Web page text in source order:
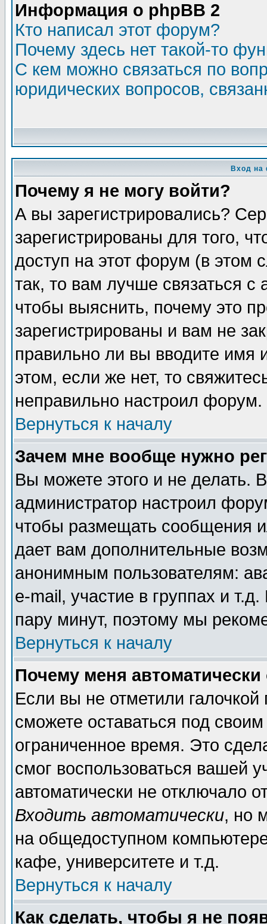
Информация о phpBB 2
Кто написал этот форум?
Почему здесь нет такой-то
С кем можно связаться по
юридических вопросов,
Вход на
Почему я не могу войти?
А вы зарегистрировались?
зарегистрированы для того,
доступ на этот форум (в этом
так, то вам лучше связаться
чтобы выяснить, почему это
зарегистрированы и вам не
правильно ли вы вводите
этом, если же нет, то
неправильно настроил форум.
Вернуться к началу
Зачем мне вообще нужно
Вы можете этого и не делать.
администратор настроил
чтобы размещать сообщения
дает вам дополнительные
анонимным пользователям:
e-mail, участие в группах и
пару минут, поэтому мы
Вернуться к началу
Почему меня автоматически
Если вы не отметили галочкой
сможете оставаться под
ограниченное время. Это
смог воспользоваться вашей
автоматически не отключало
Входить автоматически, но
на общедоступном
кафе, университете и т.д.
Вернуться к началу
Как сделать, чтобы я не